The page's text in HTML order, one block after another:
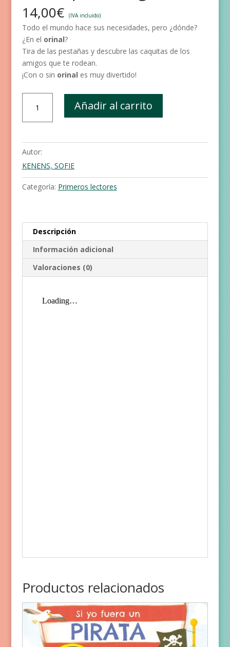
14,00€ (IVA incluido)
Todo el mundo hace sus necesidades, pero ¿dónde?
¿En el orinal?
Tira de las pestañas y descubre las caquitas de los
amigos que te rodean.
¡Con o sin orinal es muy divertido!
caquitas
mágicas
Añadir al carrito
Autor:
KENENS, SOFIE
Categoría: Primeros lectores
Descripción
Información adicional
Valoraciones (0)
Productos relacionados